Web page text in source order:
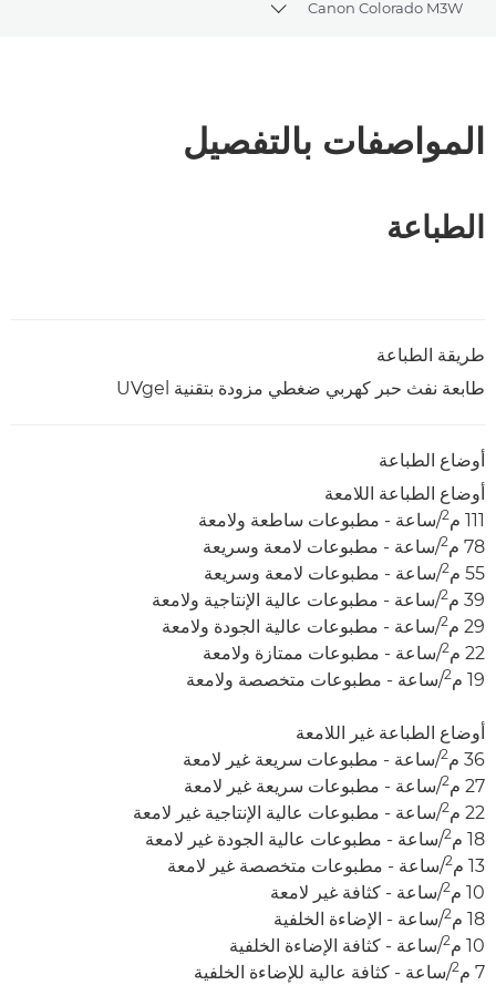
Canon Colorado M3W
Toggle breadcrumbs
المواصفات بالتفصيل
الطباعة
طريقة الطباعة
طابعة نفث حبر كهربي ضغطي مزودة بتقنية UVgel
أوضاع الطباعة
أوضاع الطباعة اللامعة
111 م
2/ساعة - مطبوعات ساطعة ولامعة
78 م
2/ساعة - مطبوعات لامعة وسريعة
55 م
2/ساعة - مطبوعات لامعة وسريعة
39 م
2/ساعة - مطبوعات عالية الإنتاجية ولامعة
29 م
2/ساعة - مطبوعات عالية الجودة ولامعة
22 م
2/ساعة - مطبوعات ممتازة ولامعة
19 م
2/ساعة - مطبوعات متخصصة ولامعة
أوضاع الطباعة غير اللامعة
36 م
2/ساعة - مطبوعات سريعة غير لامعة
27 م
2/ساعة - مطبوعات سريعة غير لامعة
22 م
2/ساعة - مطبوعات عالية الإنتاجية غير لامعة
18 م
2/ساعة - مطبوعات عالية الجودة غير لامعة
13 م
2/ساعة - مطبوعات متخصصة غير لامعة
10 م
2/ساعة - كثافة غير لامعة
18 م
2/ساعة - الإضاءة الخلفية
10 م
2/ساعة - كثافة الإضاءة الخلفية
7 م
2/ساعة - كثافة عالية للإضاءة الخلفية